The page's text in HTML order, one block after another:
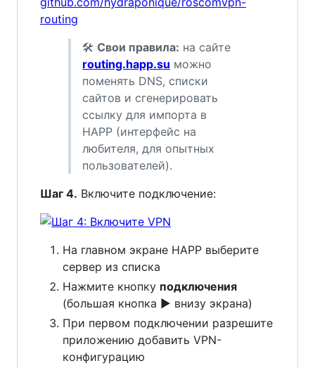
routing
🛠 Свои правила: на сайте
routing.happ.su можно
поменять DNS, списки
сайтов и сгенерировать
ссылку для импорта в
HAPP (интерфейс на
любителя, для опытных
пользователей).
Шаг 4. Включите подключение:
На главном экране HAPP выберите
сервер из списка
Нажмите кнопку подключения
(большая кнопка ▶ внизу экрана)
При первом подключении разрешите
приложению добавить VPN-
конфигурацию